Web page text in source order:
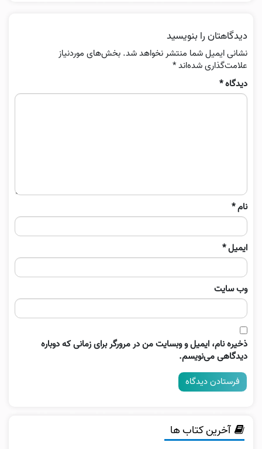
دیدگاهتان را بنویسید
نشانی ایمیل شما منتشر نخواهد شد. بخش‌های موردنیاز
علامت‌گذاری شده‌اند*
دیدگاه*
نام*
ایمیل*
وب‌ سایت
ذخیره نام، ایمیل و وبسایت من در مرورگر برای زمانی که دوباره
دیدگاهی می‌نویسم.
آخرین کتاب ها